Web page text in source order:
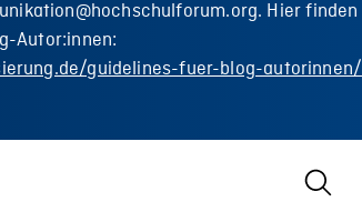
Hier finden
Autor:innen:
guidelines-fuer-blog-autorinnen/